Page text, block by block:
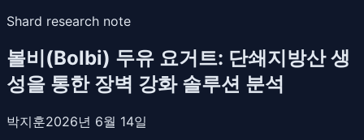
Shard research note
볼비(Bolbi) 두유 요거트: 단쇄지방산 생
성을 통한 장벽 강화 솔루션 분석
박지훈2026년 6월 14일